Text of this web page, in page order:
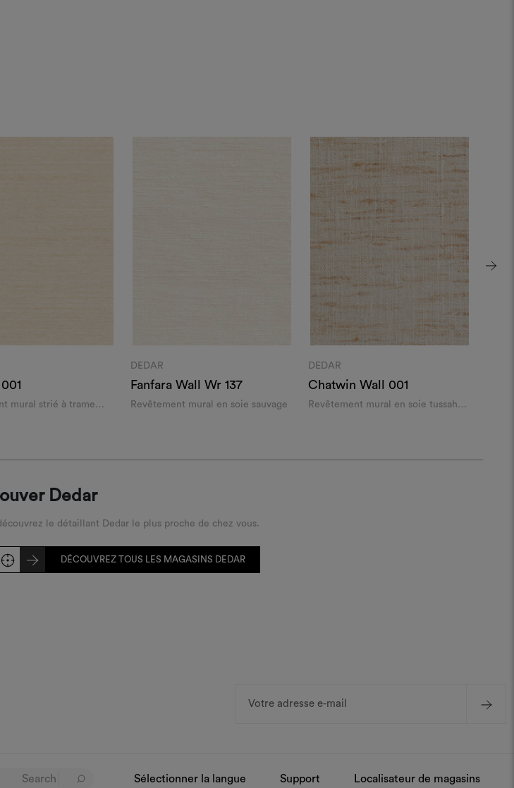
mural strié à trame
DEDAR
Fanfara Wall Wr 137
Revêtement mural en soie sauvage
DEDAR
Chatwin Wall 001
Revêtement mural en soie tussah
Dedar
le détaillant Dedar le plus proche de chez vous.
DÉCOUVREZ TOUS LES MAGASINS DEDAR
Sélectionner la langue Support Localisateur de magasins